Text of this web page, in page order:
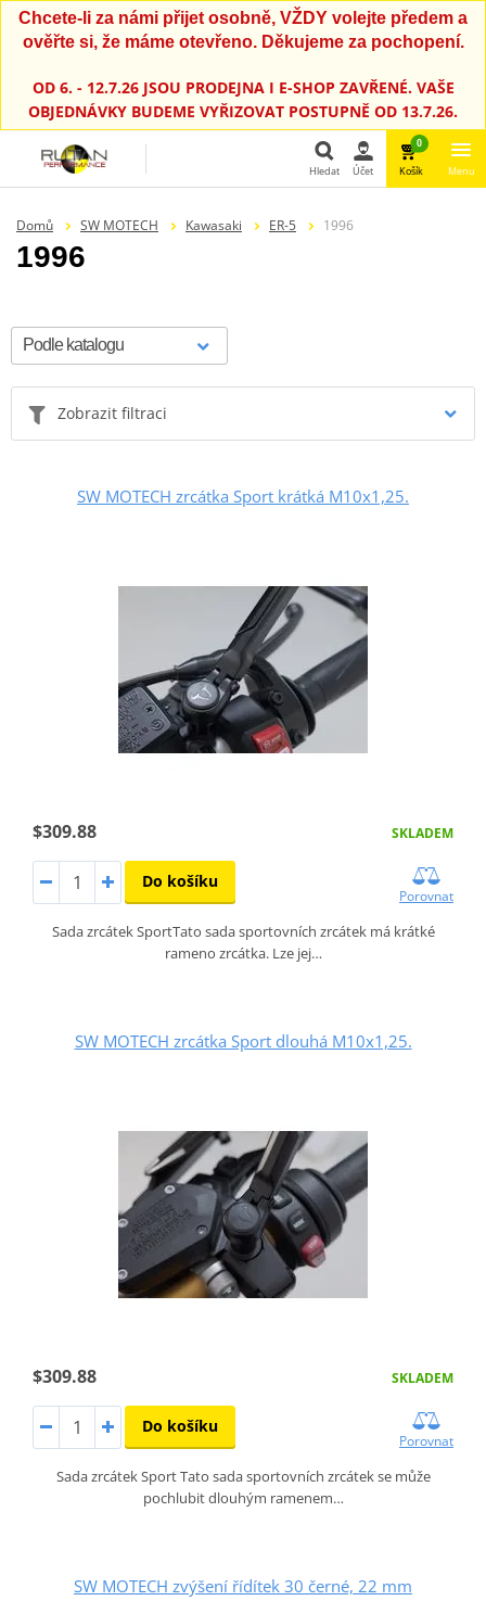
Chcete-li za námi přijet osobně, VŽDY volejte předem a
ověřte si, že máme otevřeno. Děkujeme za pochopení.
OD 6. - 12.7.26 JSOU PRODEJNA I E-SHOP ZAVŘENÉ. VAŠE
OBJEDNÁVKY BUDEME VYŘIZOVAT POSTUPNĚ OD 13.7.26.
Hledat Účet
0
Košík Menu
Domů SW MOTECH Kawasaki ER-5 1996
1996
Zobrazit filtraci
SW MOTECH zrcátka Sport krátká M10x1,25.
$309.88 SKLADEM
Do košíku
Porovnat
Sada zrcátek SportTato sada sportovních zrcátek má krátké
rameno zrcátka. Lze jej…
SW MOTECH zrcátka Sport dlouhá M10x1,25.
$309.88 SKLADEM
Do košíku
Porovnat
Sada zrcátek Sport Tato sada sportovních zrcátek se může
pochlubit dlouhým ramenem…
SW MOTECH zvýšení řídítek 30 černé, 22 mm